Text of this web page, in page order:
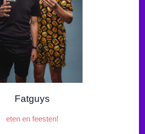
Fatguys
eten en feesten!